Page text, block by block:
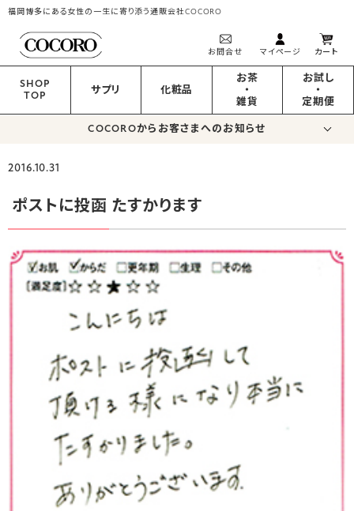
福岡博多にある女性の一生に寄り添う通販会社COCORO
お問合せ マイページ カート
SHOP
TOP
サプリ 化粧品
お茶
・
雑貨
お試し
・
定期便
COCOROからお客さまへのお知らせ
2016.10.31
ポストに投函 たすかります